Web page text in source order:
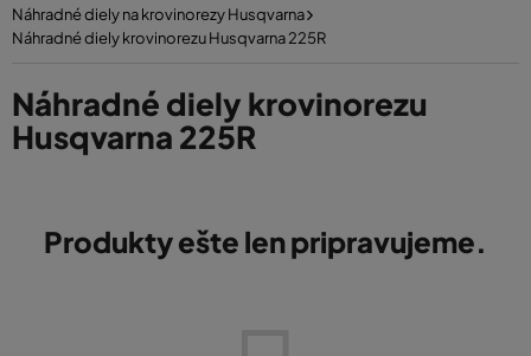
Náhradné diely na krovinorezy Husqvarna
Náhradné diely krovinorezu Husqvarna 225R
Náhradné diely krovinorezu
Husqvarna 225R
Produkty ešte len pripravujeme.